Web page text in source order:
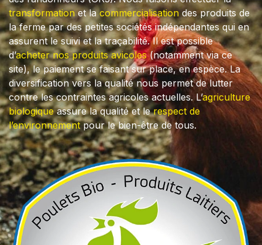
transformationet lacommercialisationdes produits de
la ferme par des petites sociétés indépendantes qui en
assurent le suivi et la traçabilité. Il est possible
d’acheter nos produits avicoles(notamment via ce
site), le paiement se faisant sur place, en espèce. La
diversification vers la qualité nous permet de lutter
contre les contraintes agricoles actuelles. L’agriculture
biologiqueassure la qualité et lerespect de
l’environnementpour le bien-être de tous.